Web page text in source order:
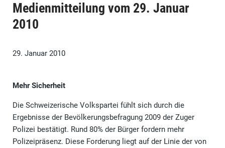
Medienmitteilung vom 29. Januar
2010
29. Januar 2010
Mehr Sicherheit
Die Schweizerische Volkspartei fühlt sich durch die
Ergebnisse der Bevölkerungsbefragung 2009 der Zuger
Polizei bestätigt. Rund 80% der Bürger fordern mehr
Polizeipräsenz. Diese Forderung liegt auf der Linie der von